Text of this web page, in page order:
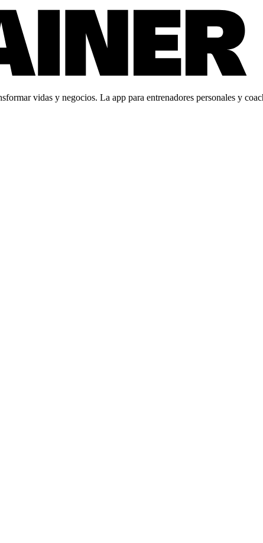
vidas y negocios. La app para entrenadores personales y